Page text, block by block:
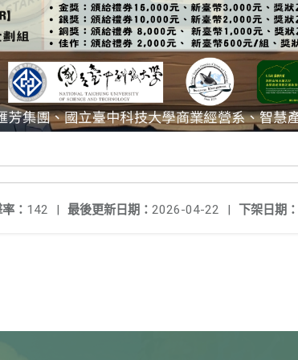
下架日期：
最後更新日期： 2026-04-22 |
： 142 |